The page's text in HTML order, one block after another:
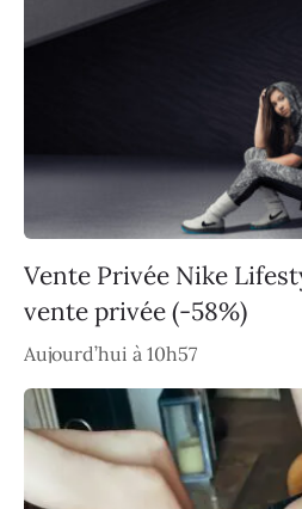
Vente Privée Nike
vente privée (-58%)
Aujourd’hui à 10h57